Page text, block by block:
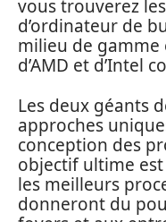
vous trouverez
d’ordinateur de
milieu de
d’AMD et d’Intel
Les deux géants
approches
conception des
objectif ultime
les meilleurs
donneront du